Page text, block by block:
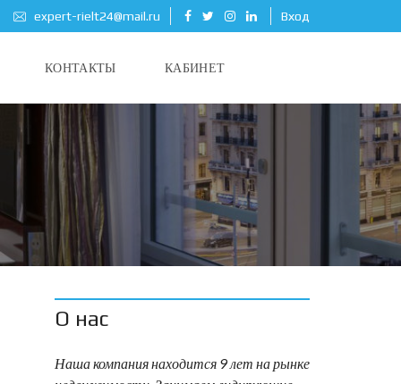
expert-rielt24@mail.ru Вход
КОНТАКТЫ КАБИНЕТ
О нас
Наша компания находится 9 лет на рынке